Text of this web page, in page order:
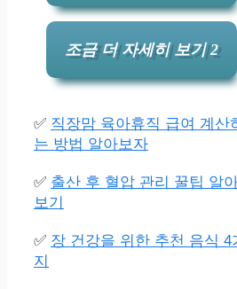
조금 더 자세히 보기 2
✅ 직장맘 육아휴직 급여 계산
는 방법 알아보자
✅ 출산 후 혈압 관리 꿀팁 알
보기
✅ 장 건강을 위한 추천 음식 4
지